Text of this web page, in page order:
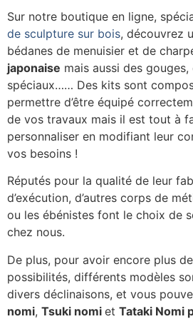
Sur notre boutique en ligne,
de sculpture sur bois, découvrez
bédanes de menuisier et de
japonaise mais aussi des
spéciaux…… Des kits sont
permettre d’être équipé
de vos travaux mais il est tout à
personnaliser en modifiant leur
vos besoins !
Réputés pour la qualité de leur
d’exécution, d’autres corps de
ou les ébénistes font le choix de
chez nous.
De plus, pour avoir encore plus
possibilités, différents modèles
divers déclinaisons, et vous
nomi, Tsuki nomi et Tataki Nomi